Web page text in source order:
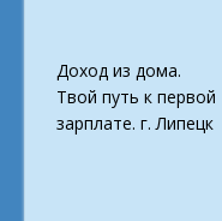
navigation
Доход из дома.
Твой путь к первой
зарплате. г. Липецк